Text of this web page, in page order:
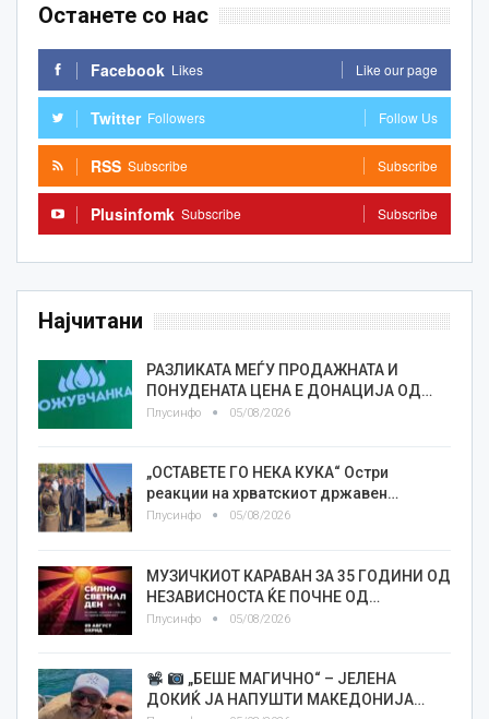
Останете со нас
Facebook Likes Like our page
Twitter Followers Follow Us
RSS Subscribe Subscribe
Plusinfomk Subscribe Subscribe
Најчитани
РАЗЛИКАТА МЕЃУ ПРОДАЖНАТА И
ПОНУДЕНАТА ЦЕНА Е ДОНАЦИЈА ОД…
Плусинфо 05/08/2026
„ОСТАВЕТЕ ГО НЕКА КУКА“ Остри
реакции на хрватскиот државен…
Плусинфо 05/08/2026
МУЗИЧКИОТ КАРАВАН ЗА 35 ГОДИНИ ОД
НЕЗАВИСНОСТА ЌЕ ПОЧНЕ ОД…
Плусинфо 05/08/2026
„БЕШЕ МАГИЧНО“ – ЈЕЛЕНА
ДОКИЌ ЈА НАПУШТИ МАКЕДОНИЈА…